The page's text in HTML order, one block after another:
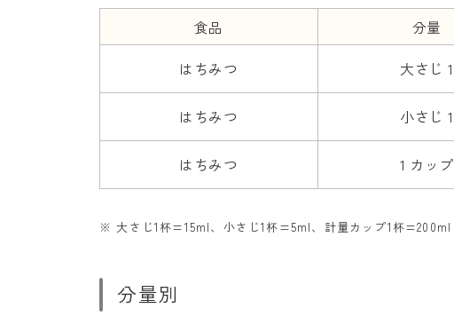
食品 分量
はちみつ 大さじ 1
はちみつ 小さじ 1
はちみつ 1 カップ
※ 大さじ1杯=15ml、小さじ1杯=5ml、計量カップ1杯=200ml
分量別